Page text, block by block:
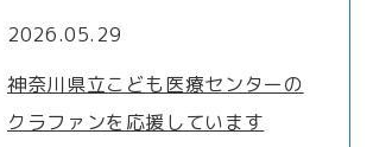
2026.05.29
神奈川県立こども医療センターの
クラファンを応援しています